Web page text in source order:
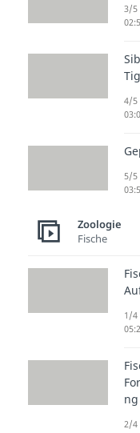
Eine
ist
Aber
nicht
am
das
Zeit
kann
3/5
4/5
5/5
Zoologie
Fische
1/4
ng
2/4